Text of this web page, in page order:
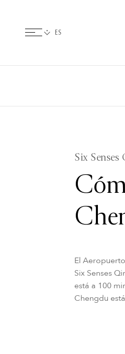
Six
El
Six Senses
está a 100
Chengdu